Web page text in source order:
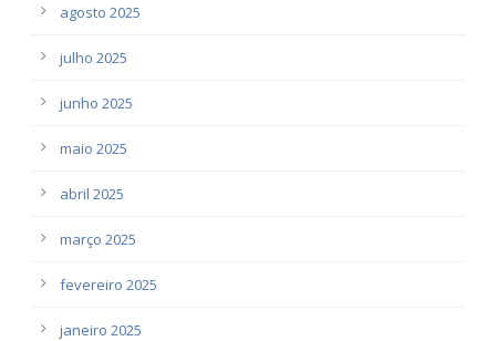
agosto 2025
julho 2025
junho 2025
maio 2025
abril 2025
março 2025
fevereiro 2025
janeiro 2025